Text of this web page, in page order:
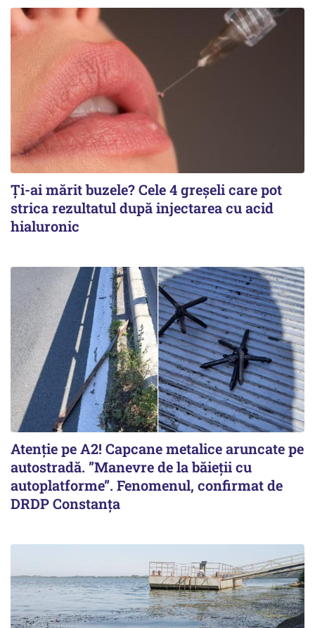
Ți-ai mărit buzele? Cele 4 greșeli care pot
strica rezultatul după injectarea cu acid
hialuronic
Atenție pe A2! Capcane metalice aruncate pe
autostradă. ”Manevre de la băieții cu
autoplatforme”. Fenomenul, confirmat de
DRDP Constanța